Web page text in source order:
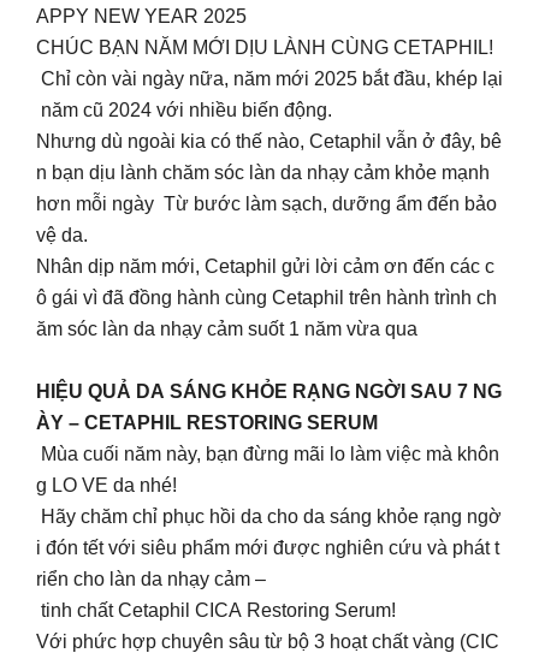
APPY NEW YEAR 2025
CHÚC BẠN NĂM MỚI DỊU LÀNH CÙNG CETAPHIL!
Chỉ còn vài ngày nữa, năm mới 2025 bắt đầu, khép lại
năm cũ 2024 với nhiều biến động.
Nhưng dù ngoài kia có thế nào, Cetaphil vẫn ở đây, bê
n bạn dịu lành chăm sóc làn da nhạy cảm khỏe mạnh
hơn mỗi ngày Từ bước làm sạch, dưỡng ẩm đến bảo
vệ da.
Nhân dịp năm mới, Cetaphil gửi lời cảm ơn đến các c
ô gái vì đã đồng hành cùng Cetaphil trên hành trình ch
ăm sóc làn da nhạy cảm suốt 1 năm vừa qua
HIỆU QUẢ DA SÁNG KHỎE RẠNG NGỜI SAU 7 NG
ÀY – CETAPHIL RESTORING SERUM
Mùa cuối năm này, bạn đừng mãi lo làm việc mà khôn
g LO VE da nhé!
Hãy chăm chỉ phục hồi da cho da sáng khỏe rạng ngờ
i đón tết với siêu phẩm mới được nghiên cứu và phát t
riển cho làn da nhạy cảm –
tinh chất Cetaphil CICA Restoring Serum!
Với phức hợp chuyên sâu từ bộ 3 hoạt chất vàng (CIC